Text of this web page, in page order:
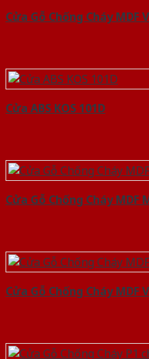
Cửa Gỗ Chống Cháy MDF
Cửa ABS KOS 101D
Cửa Gỗ Chống Cháy
Cửa Gỗ Chống Cháy MDF